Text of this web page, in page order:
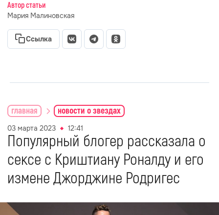
Автор статьи
Мария Малиновская
Ссылка
главная новости о звездах
03 марта 2023 12:41
Популярный блогер рассказала о
сексе с Криштиану Роналду и его
измене Джорджине Родригес